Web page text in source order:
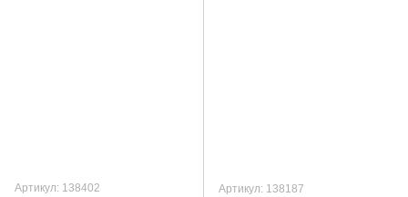
Артикул: 138402 Артикул: 138187